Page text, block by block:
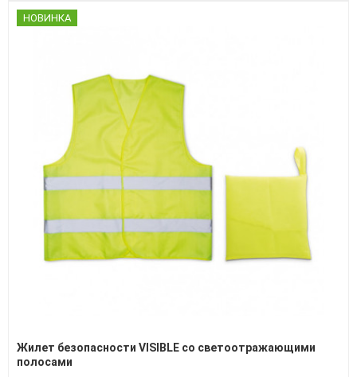
НОВИНКА
Жилет безопасности VISIBLE со светоотражающими
полосами